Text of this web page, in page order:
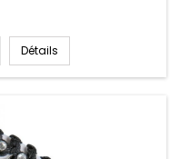
Détails